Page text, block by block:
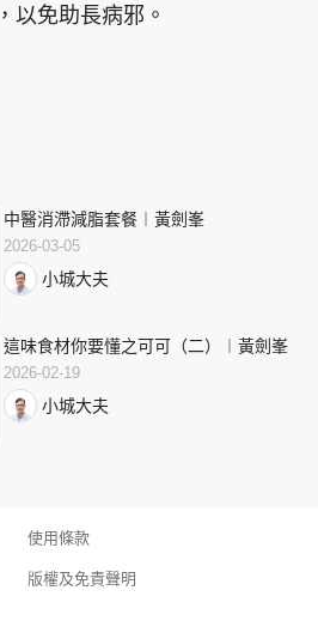
以免助長病邪。
中醫消滯減脂套餐︱黃劍峯
2026-03-05
小城大夫
這味食材你要懂之可可（二）︱黃劍峯
2026-02-19
小城大夫
使用條款
版權及免責聲明